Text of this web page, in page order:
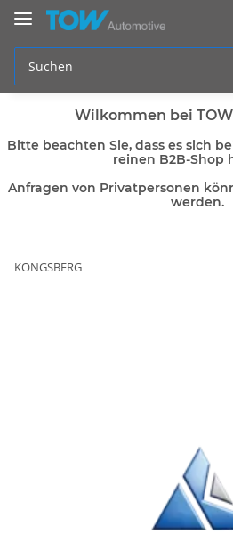
Wilkommen bei
Bitte beachten Sie, dass es sich
reinen B2B-Shop
Anfragen von Privatpersonen
werden.
KONGSBERG